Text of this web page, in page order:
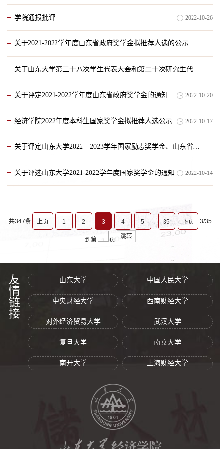
学院通报批评 2022-10-26
关于2021-2022学年度山东省政府奖学金拟推荐人选的公示
关于评定2021-2022学年度山东省政府奖学金的通知 2022-10-20
经济学院2022年度本科生国家奖学金拟推荐人选公示 2022-10-17
关于评定山东大学2022—2023学年国家励志奖学金、山东省政府励志奖学金、国家助学金、山大助学金的通知
关于评选山东大学2021-2022学年度国家奖学金的通知 2022-10-14
共347条 上页 1 2 3 4 5 35 下页 3/35
到第 页
跳转
友情链接 山东大学 中国人民大学
中央财经大学 西南财经大学
对外经济贸易大学 武汉大学
复旦大学 南京大学
南开大学 上海财经大学